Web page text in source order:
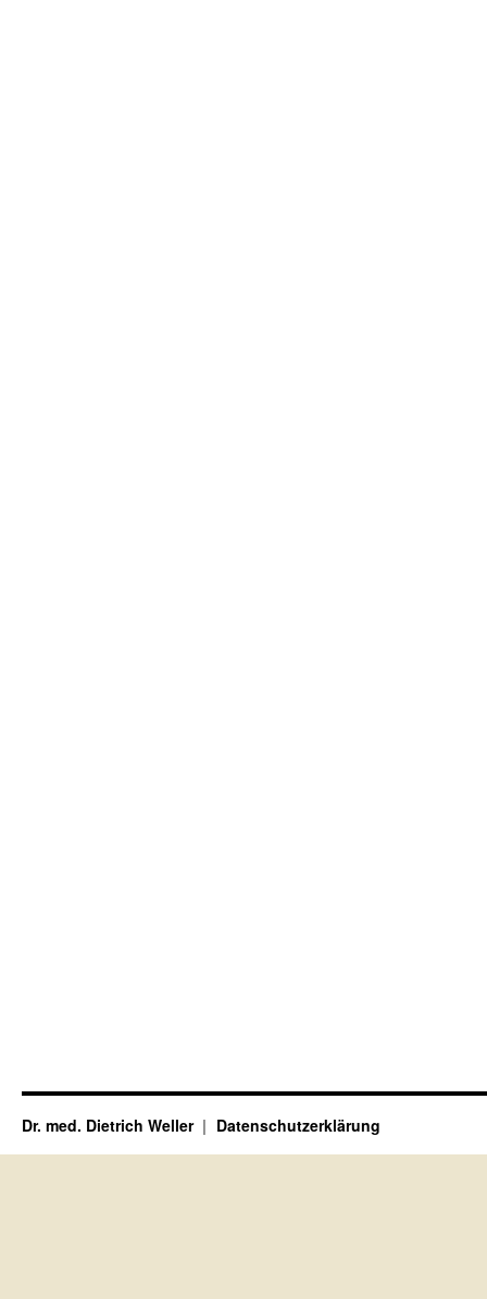
Dr. med. Dietrich Weller Datenschutzerklärung